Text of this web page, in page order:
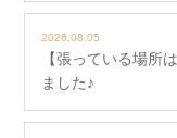
2026.08.05
【張っている場所
ました♪